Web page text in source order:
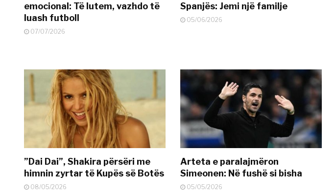
emocional: Të lutem, vazhdo të
luash futboll
07/07/2026
Spanjës: Jemi një familje
05/06/2026
”Dai Dai”, Shakira përsëri me
himnin zyrtar të Kupës së Botës
08/05/2026
Arteta e paralajmëron
Simeonen: Në fushë si bisha
05/05/2026